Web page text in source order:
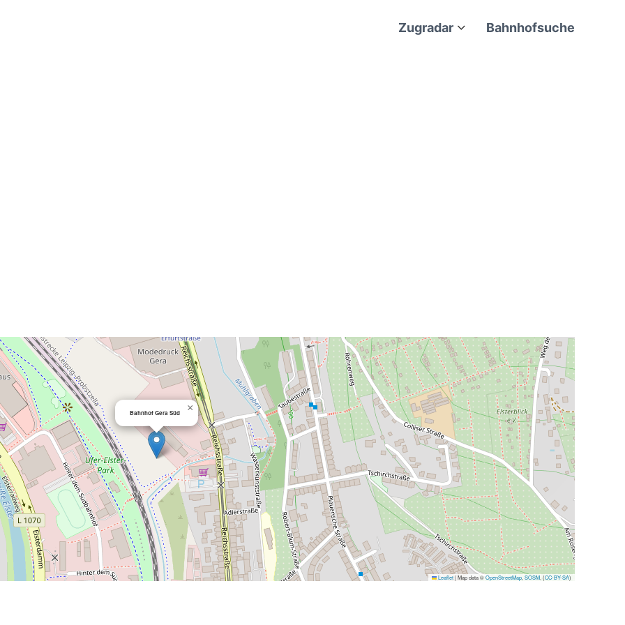
Zugradar Bahnhofsuche
Bahnhof Gera Süd ×
Leaflet|Map data ©OpenStreetMap SOSM , (CC-BY-SA)